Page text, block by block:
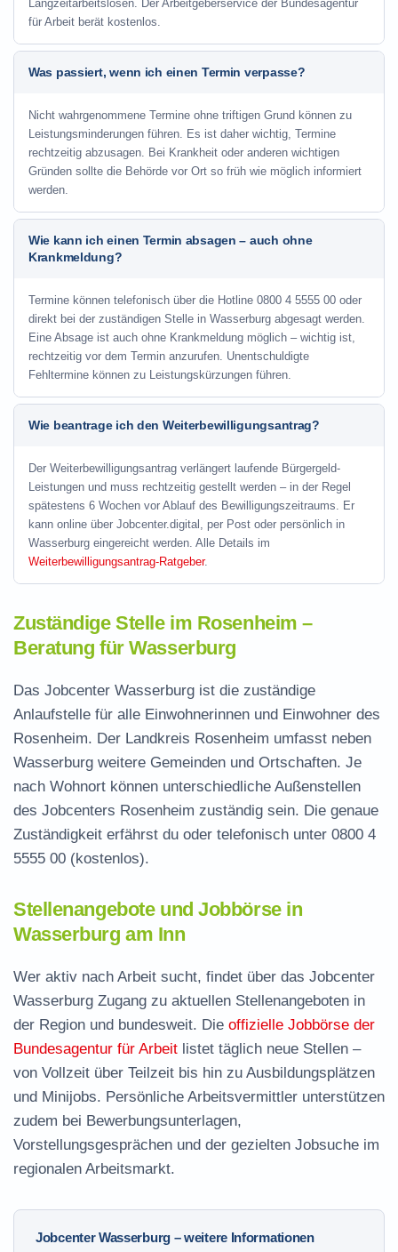
Langzeitarbeitslosen. Der Arbeitgeberservice der Bundesagentur
für Arbeit berät kostenlos.
Was passiert, wenn ich einen Termin verpasse?
Nicht wahrgenommene Termine ohne triftigen Grund können zu
Leistungsminderungen führen. Es ist daher wichtig, Termine
rechtzeitig abzusagen. Bei Krankheit oder anderen wichtigen
Gründen sollte die Behörde vor Ort so früh wie möglich informiert
werden.
Wie kann ich einen Termin absagen – auch ohne
Krankmeldung?
Termine können telefonisch über die Hotline 0800 4 5555 00 oder
direkt bei der zuständigen Stelle in Wasserburg abgesagt werden.
Eine Absage ist auch ohne Krankmeldung möglich – wichtig ist,
rechtzeitig vor dem Termin anzurufen. Unentschuldigte
Fehltermine können zu Leistungskürzungen führen.
Wie beantrage ich den Weiterbewilligungsantrag?
Der Weiterbewilligungsantrag verlängert laufende Bürgergeld-
Leistungen und muss rechtzeitig gestellt werden – in der Regel
spätestens 6 Wochen vor Ablauf des Bewilligungszeitraums. Er
kann online über Jobcenter.digital, per Post oder persönlich in
Wasserburg eingereicht werden. Alle Details im
Weiterbewilligungsantrag-Ratgeber.
Zuständige Stelle im Rosenheim –
Beratung für Wasserburg
Das Jobcenter Wasserburg ist die zuständige
Anlaufstelle für alle Einwohnerinnen und Einwohner des
Rosenheim. Der Landkreis Rosenheim umfasst neben
Wasserburg weitere Gemeinden und Ortschaften. Je
nach Wohnort können unterschiedliche Außenstellen
des Jobcenters Rosenheim zuständig sein. Die genaue
Zuständigkeit erfährst du oder telefonisch unter 0800 4
5555 00 (kostenlos).
Stellenangebote und Jobbörse in
Wasserburg am Inn
Wer aktiv nach Arbeit sucht, findet über das Jobcenter
Wasserburg Zugang zu aktuellen Stellenangeboten in
der Region und bundesweit. Die offizielle Jobbörse der
Bundesagentur für Arbeit listet täglich neue Stellen –
von Vollzeit über Teilzeit bis hin zu Ausbildungsplätzen
und Minijobs. Persönliche Arbeitsvermittler unterstützen
zudem bei Bewerbungsunterlagen,
Vorstellungsgesprächen und der gezielten Jobsuche im
regionalen Arbeitsmarkt.
Jobcenter Wasserburg – weitere Informationen